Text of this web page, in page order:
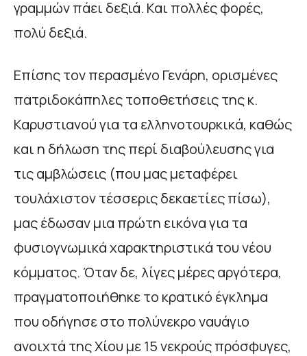
γραμμών πάει δεξιά. Και πολλές φορές,
πολύ δεξιά.
Επίσης τον περασμένο Γενάρη, ορισμένες
πατριδοκάπηλες τοποθετήσεις της κ.
Καρυστιανού για τα ελληνοτουρκικά, καθώς
και η δήλωση της περί διαβούλευσης για
τις αμβλώσεις (που μας μεταφέρει
τουλάχιστον τέσσερις δεκαετίες πίσω),
μας έδωσαν μια πρώτη εικόνα για τα
φυσιογνωμικά χαρακτηριστικά του νέου
κόμματος. Όταν δε, λίγες μέρες αργότερα,
πραγματοποιήθηκε το κρατικό έγκλημα
που οδήγησε στο πολύνεκρο ναυάγιο
ανοιχτά της Χίου με 15 νεκρούς πρόσφυγες,